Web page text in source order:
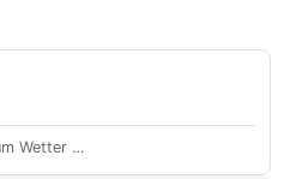
Wetter …